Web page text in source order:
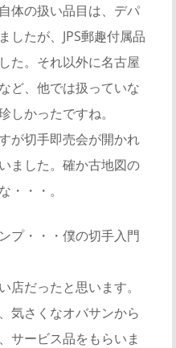
体の扱い品目は、デパ
したが、JPS郵趣付属品
た。それ以外に名古屋
ど、他では扱っていな
しかったですね。
が切手即売会が開かれ
ました。確か古地図の
・・・。
プ・・・僕の切手入門
店だったと思います。
気さくなオバサンから
サービス品をもらいま